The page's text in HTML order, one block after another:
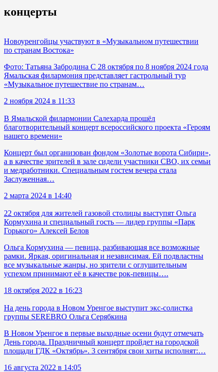
концерты
Новоуренгойцы участвуют в «Музыкальном путешествии
по странам Востока»
Фото: Татьяна Забродина С 28 октября по 8 ноября 2024 года
Ямальская филармония представляет гастрольный тур
«Музыкальное путешествие по странам…
2 ноября 2024 в 11:33
В Ямальской филармонии Салехарда прошёл
благотворительный концерт всероссийского проекта «Героям
нашего времени»
Концерт был организован фондом «Золотые ворота Сибири»,
а в качестве зрителей в зале сидели участники СВО, их семьи
и медработники. Специальным гостем вечера стала
Заслуженная…
2 марта 2024 в 14:40
22 октября для жителей газовой столицы выступят Ольга
Кормухина и специальный гость — лидер группы «Парк
Горького» Алексей Белов
Ольга Кормухина — певица, разбивающая все возможные
рамки. Яркая, оригинальная и независимая. Ей подвластны
все музыкальные жанры, но зрители с оглушительным
успехом принимают её в качестве рок-певицы….
18 октября 2022 в 16:23
На день города в Новом Уренгое выступит экс-солистка
группы SEREBRO Ольга Серябкина
В Новом Уренгое в первые выходные осени будут отмечать
День города. Праздничный концерт пройдет на городской
площади ГДК «Октябрь». 3 сентября свои хиты исполнят:…
16 августа 2022 в 14:05